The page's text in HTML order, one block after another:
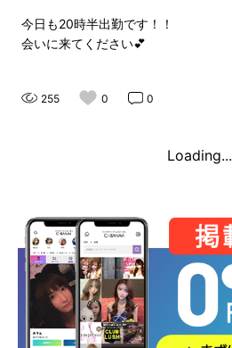
今日も20時半出勤です！！
会いに来てください💕
255 0 0
Loading...